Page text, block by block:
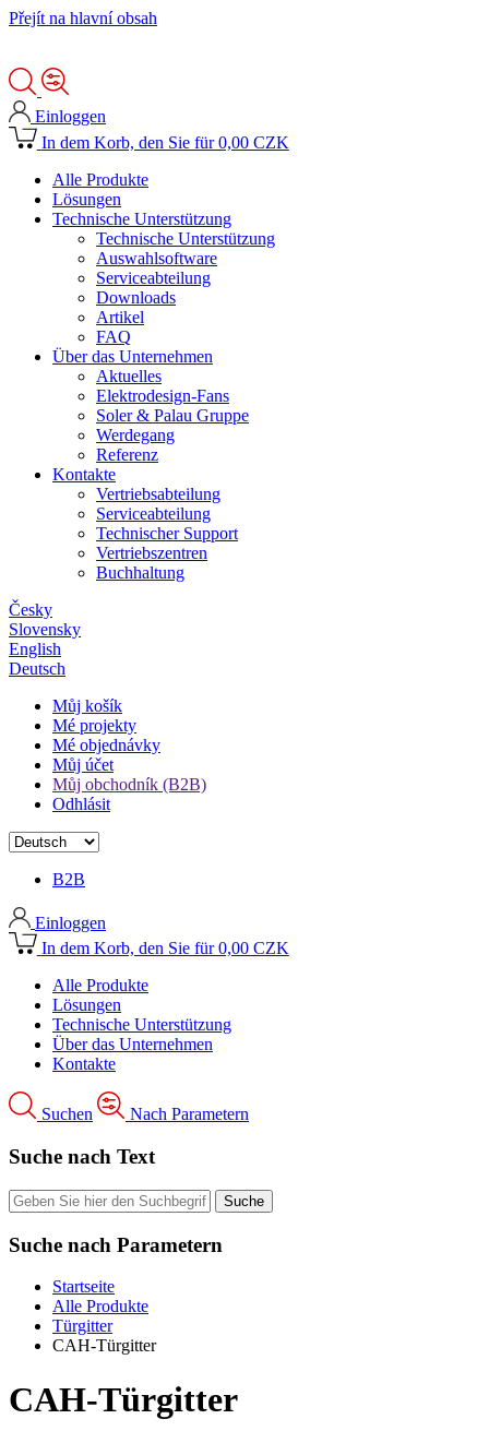
Přejít na hlavní obsah
Einloggen
In dem Korb, den Sie für 0,00 CZK
Alle Produkte
Lösungen
Technische Unterstützung
Technische Unterstützung
Auswahlsoftware
Serviceabteilung
Downloads
Artikel
FAQ
Über das Unternehmen
Aktuelles
Elektrodesign-Fans
Soler & Palau Gruppe
Werdegang
Referenz
Kontakte
Vertriebsabteilung
Serviceabteilung
Technischer Support
Vertriebszentren
Buchhaltung
Česky
Slovensky
English
Deutsch
Můj košík
Mé projekty
Mé objednávky
Můj účet
Můj obchodník (B2B)
Odhlásit
B2B
Einloggen
In dem Korb, den Sie für 0,00 CZK
Alle Produkte
Lösungen
Technische Unterstützung
Über das Unternehmen
Kontakte
Suchen Nach Parametern
Suche nach Text
Suche nach Parametern
Startseite
Alle Produkte
Türgitter
CAH-Türgitter
CAH-Türgitter